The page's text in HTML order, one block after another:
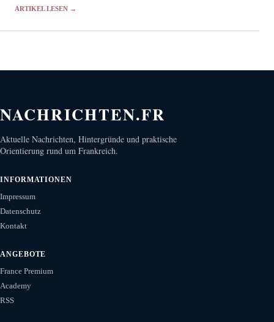
ARTIKEL LESEN →
NACHRICHTEN.FR
Aktuelle Nachrichten, Hintergründe und praktische
Orientierung rund um Frankreich.
INFORMATIONEN
Impressum
Datenschutz
Kontakt
ANGEBOTE
France Premium
Academy
RSS